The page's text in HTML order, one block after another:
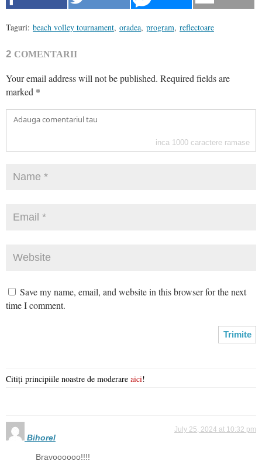
Taguri: beach volley tournament, oradea, program, reflectoare
2 COMENTARII
Your email address will not be published. Required fields are
marked *
inca 1000 caractere ramase
Save my name, email, and website in this browser for the next
time I comment.
Citiți principiile noastre de moderare aici!
Bihorel
July 25, 2024 at 10:32 pm
Bravoooooo!!!!